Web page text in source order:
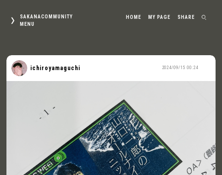
SAKANACOMMUNITY
MENU
HOME MY PAGE SHARE
2024/09/15 00:24
ichiroyamaguchi